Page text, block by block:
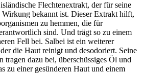
Flechtenextrakt, der für seine
bekannt ist. Dieser Extrakt hilft,
zu hemmen, die für
sind. Und trägt so zu einem
Fell bei. Salbei ist ein weiterer
die Haut reinigt und desodoriert. Seine
tragen dazu bei, überschüssiges Öl und
zu einer gesünderen Haut und einem